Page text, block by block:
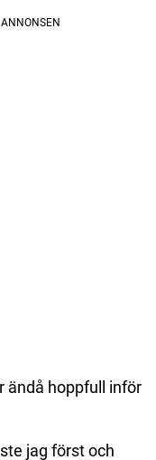
ändå hoppfull inför
jag först och